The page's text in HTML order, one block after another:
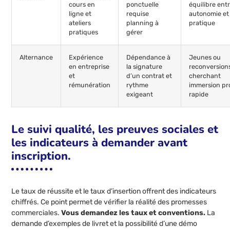
cours en
ligne et
ateliers
pratiques
ponctuelle
requise
planning à
gérer
équilibre
autonomie et
pratique
Alternance
Expérience
en entreprise
et
rémunération
Dépendance à
la signature
d’un contrat et
rythme
exigeant
Jeunes ou
cherchant
immersion
rapide
Le suivi qualité, les preuves sociales et
les indicateurs à demander avant
inscription.
Le taux de réussite et le taux d’insertion offrent des indicateurs
chiffrés. Ce point permet de vérifier la réalité des promesses
commerciales.Vous demandez les taux et conventions. La
demande d’exemples de livret et la possibilité d’une démo